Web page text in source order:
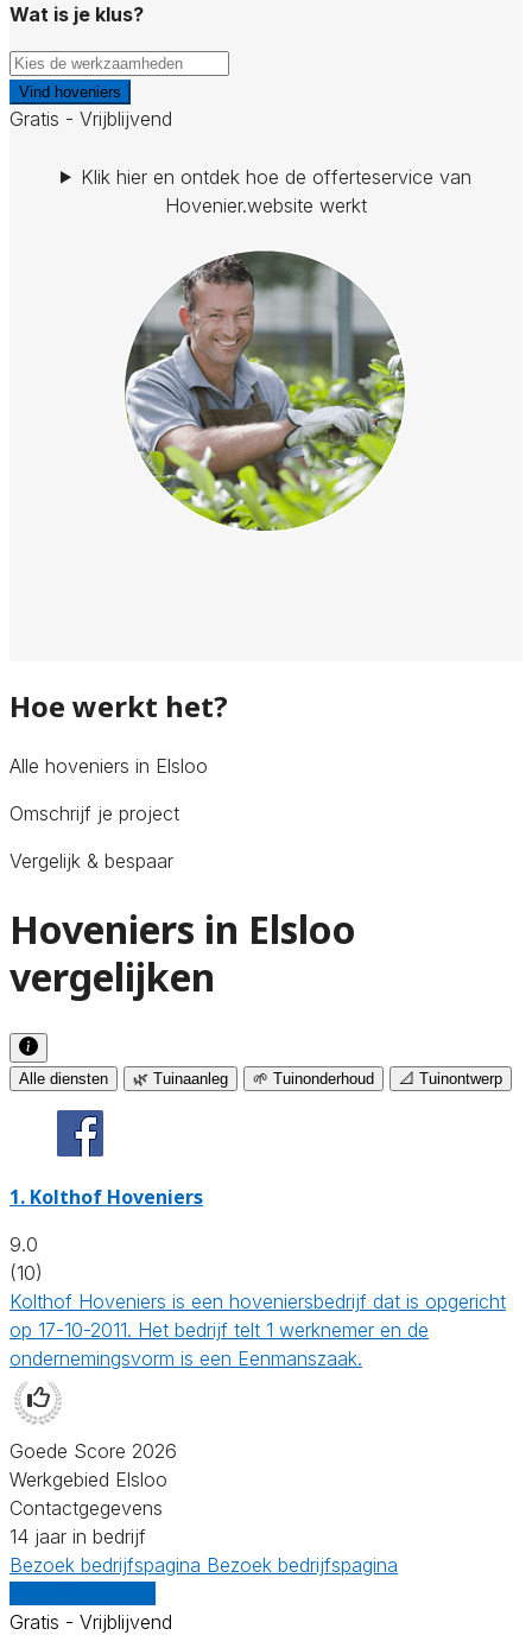
Wat is je klus?
Vind hoveniers
Gratis - Vrijblijvend
Klik hier en ontdek hoe de offerteservice van
Hovenier.website werkt
Hoe werkt het?
Alle hoveniers in Elsloo
Omschrijf je project
Vergelijk & bespaar
Hoveniers in Elsloo
vergelijken
Alle diensten 🌿 Tuinaanleg 🌱 Tuinonderhoud 📐 Tuinontwerp
1. Kolthof Hoveniers
9.0
(10)
Kolthof Hoveniers is een hoveniersbedrijf dat is opgericht
op 17-10-2011. Het bedrijf telt 1 werknemer en de
ondernemingsvorm is een Eenmanszaak.
Goede Score 2026
Werkgebied Elsloo
Contactgegevens
14 jaar in bedrijf
Bezoek bedrijfspagina Bezoek bedrijfspagina
Gratis - Vrijblijvend